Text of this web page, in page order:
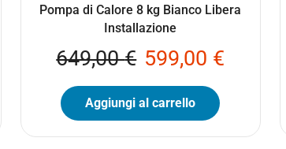
Pompa di Calore 8 kg Bianco Libera
Installazione
649,00€ 599,00 €
Aggiungi al carrello